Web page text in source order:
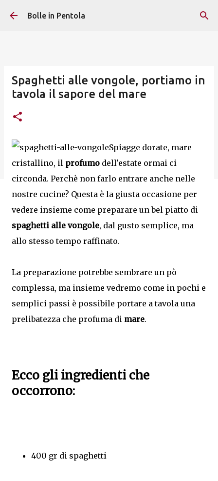
Passa ai contenuti principali
Bolle in Pentola
Spaghetti alle vongole, portiamo in
tavola il sapore del mare
Spiagge dorate, mare
cristallino, il profumo dell'estate ormai ci
circonda. Perchè non farlo entrare anche nelle
nostre cucine? Questa è la giusta occasione per
vedere insieme come preparare un bel piatto di
spaghetti alle vongole, dal gusto semplice, ma
allo stesso tempo raffinato.
La preparazione potrebbe sembrare un pò
complessa, ma insieme vedremo come in pochi e
semplici passi è possibile portare a tavola una
prelibatezza che profuma di mare.
Ecco gli ingredienti che
occorrono:
400 gr di spaghetti